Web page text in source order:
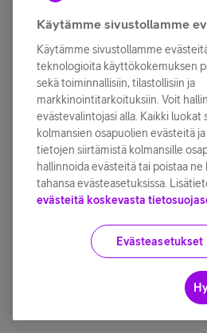
Käytämme sivustollamme
Käytämme sivustollamme
teknologioita käyttökokemuksen
sekä toiminnallisiin, tilastollisiin ja
markkinointitarkoituksiin. Voit
evästevalintojasi alla. Kaikki luokat
kolmansien osapuolien evästeitä
tietojen siirtämistä kolmansille
hallinnoida evästeitä tai poistaa
tahansa evästeasetuksissa.
evästeitä koskevasta
Evästeasetukset